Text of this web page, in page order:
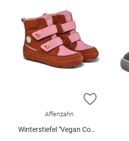
ZUR
Affenzahn
Winterstiefel "Vegan Comfy"